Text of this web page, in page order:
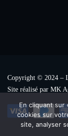
Copyright © 2024 –
Site réalisé par MK
En cliquant sur
cookies sur
site, analyser